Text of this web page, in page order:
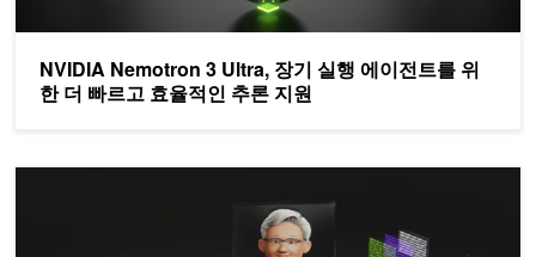
NVIDIA Nemotron 3 Ultra, 장기 실행 에이전트를 위
한 더 빠르고 효율적인 추론 지원